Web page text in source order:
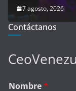
7 agosto, 2026
Contáctanos
Nombre*